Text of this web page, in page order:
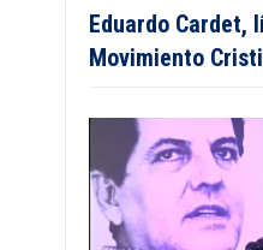
Eduardo Cardet,
Movimiento